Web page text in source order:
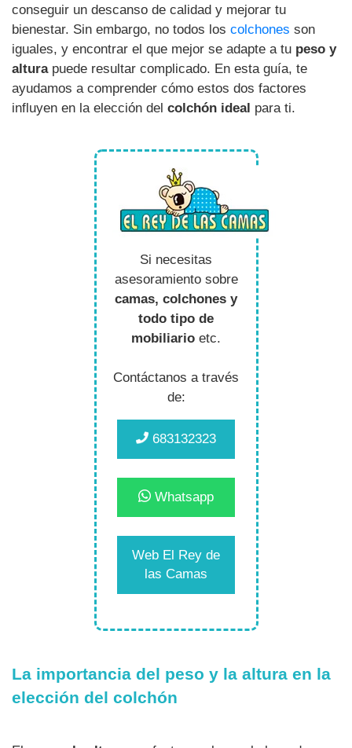
conseguir un descanso de calidad y mejorar tu
bienestar. Sin embargo, no todos los colchones son
iguales, y encontrar el que mejor se adapte a tu peso y
alturapuede resultar complicado. En esta guía, te
ayudamos a comprender cómo estos dos factores
influyen en la elección del colchón ideal para ti.
Si necesitas
asesoramiento sobre
camas, colchones y
todo tipo de
mobiliario etc.
Contáctanos a través
de:
683132323
Whatsapp
Web El Rey de
las Camas
La importancia del peso y la altura en la
elección del colchón